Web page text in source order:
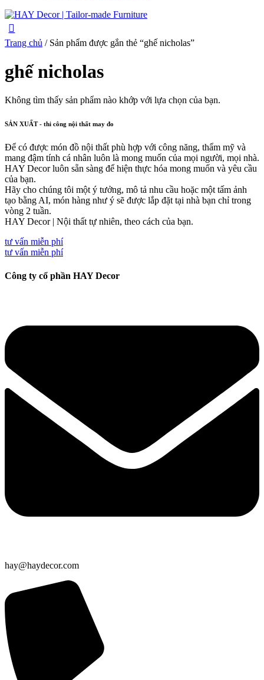
Trang chủ / Sản phẩm được gắn thẻ “ghế nicholas”
ghế nicholas
Không tìm thấy sản phẩm nào khớp với lựa chọn của bạn.
SẢN XUẤT - thi công nội thất may đo
Để có được món đồ nội thất phù hợp với công năng, thẩm mỹ và
mang đậm tính cá nhân luôn là mong muốn của mọi người, mọi nhà.
HAY Decor luôn sẵn sàng để hiện thực hóa mong muốn và yêu cầu
của bạn.
Hãy cho chúng tôi một ý tưởng, mô tả nhu cầu hoặc một tấm ảnh
tạo bằng AI, món hàng như ý sẽ được lắp đặt tại nhà bạn chỉ trong
vòng 2 tuần.
HAY Decor | Nội thất tự nhiên, theo cách của bạn.
tư vấn miễn phí
tư vấn miễn phí
Công ty cổ phần HAY Decor
hay@haydecor.com